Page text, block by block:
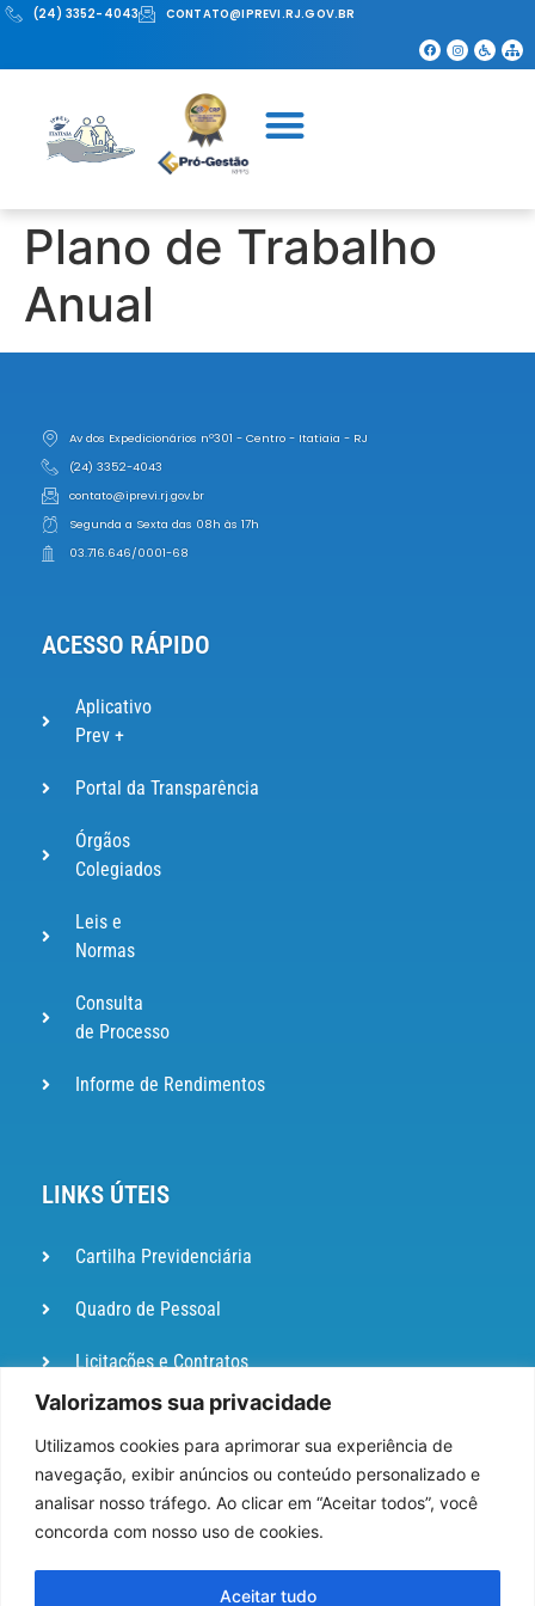
Valorizamos sua privacidade
Utilizamos cookies para aprimorar sua experiência de
navegação, exibir anúncios ou conteúdo personalizado e
analisar nosso tráfego. Ao clicar em “Aceitar todos”, você
concorda com nosso uso de cookies.
Aceitar tudo
(24) 3352-4043 CONTATO@IPREVI.RJ.GOV.BR
Plano de Trabalho
Anual
Av dos Expedicionários nº301 - Centro - Itatiaia - RJ
(24) 3352-4043
contato@iprevi.rj.gov.br
Segunda a Sexta das 08h às 17h
03.716.646/0001-68
ACESSO RÁPIDO
Aplicativo
Prev +
Portal da Transparência
Órgãos
Colegiados
Leis e
Normas
Consulta
de Processo
Informe de Rendimentos
LINKS ÚTEIS
Cartilha Previdenciária
Quadro de Pessoal
Licitações e Contratos
Portal de
Ouvidoria
DIÁRIO
OFICIAL
Pesquisa de Satisfação